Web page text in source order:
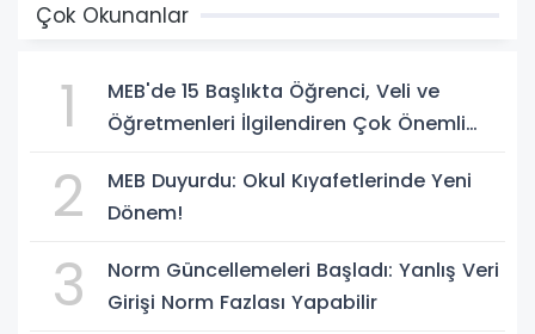
Çok Okunanlar
1
MEB'de 15 Başlıkta Öğrenci, Veli ve
Öğretmenleri İlgilendiren Çok Önemli
2
MEB Duyurdu: Okul Kıyafetlerinde Yeni
Dönem!
3
Norm Güncellemeleri Başladı: Yanlış Veri
Girişi Norm Fazlası Yapabilir